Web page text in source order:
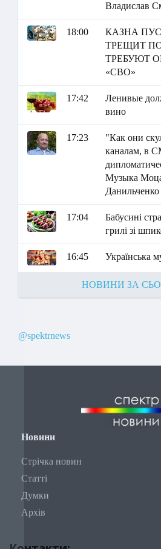
Владислав
18:00
КАЗНА
ТРЕЩИТ ПО
ТРЕБУЮТ
«СВО»
17:42
Ленивые
вино
17:23
"Как они
каналам, в
Музыка
Данильченко
17:04
Бабусині
грилі зі
16:45 Українська
НОВИНИ ЗА
@spektrnews
Новини
Стрічка новин
Статті
Думки
Архів